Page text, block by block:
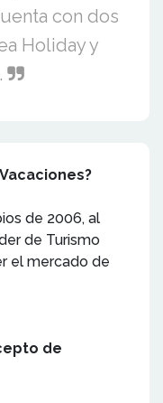
con dos
Holiday y
de 2006, al
de Turismo
el mercado de
de